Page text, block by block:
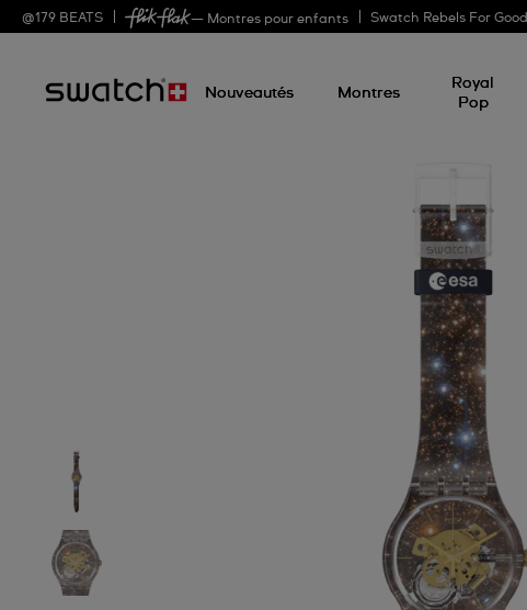
@179 BEATS — Montres pour enfants Swatch Rebels For Good
Nouveautés Montres
Royal
Pop